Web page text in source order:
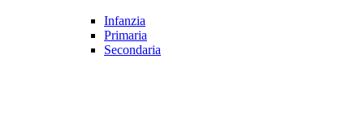
Infanzia
Primaria
Secondaria